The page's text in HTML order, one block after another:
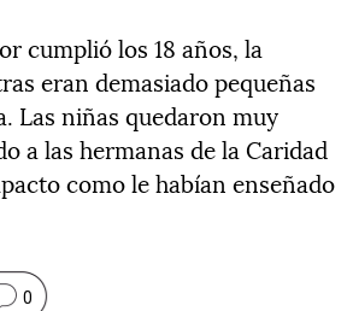
cumplió los 18 años, la
eran demasiado pequeñas
Las niñas quedaron muy
a las hermanas de la Caridad
como le habían enseñado
0